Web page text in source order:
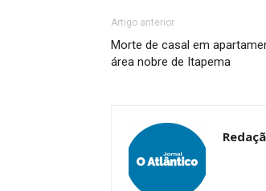
Artigo anterior
Morte de casal em
área nobre de Itapema